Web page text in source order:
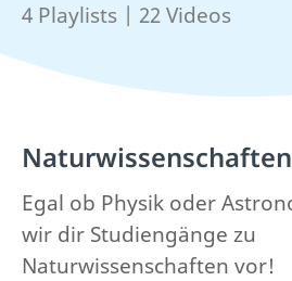
4 Playlists | 22 Videos
Egal ob Physik oder
wir dir Studiengänge zu
Naturwissenschaften vor!